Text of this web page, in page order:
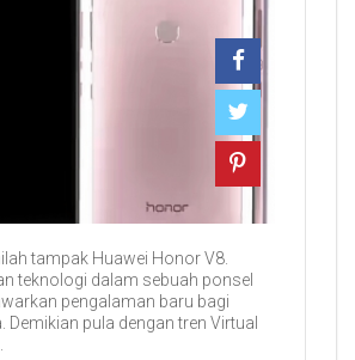
tampak Huawei Honor V8.
teknologi dalam sebuah ponsel
pengalaman baru bagi
Demikian pula dengan tren Virtual